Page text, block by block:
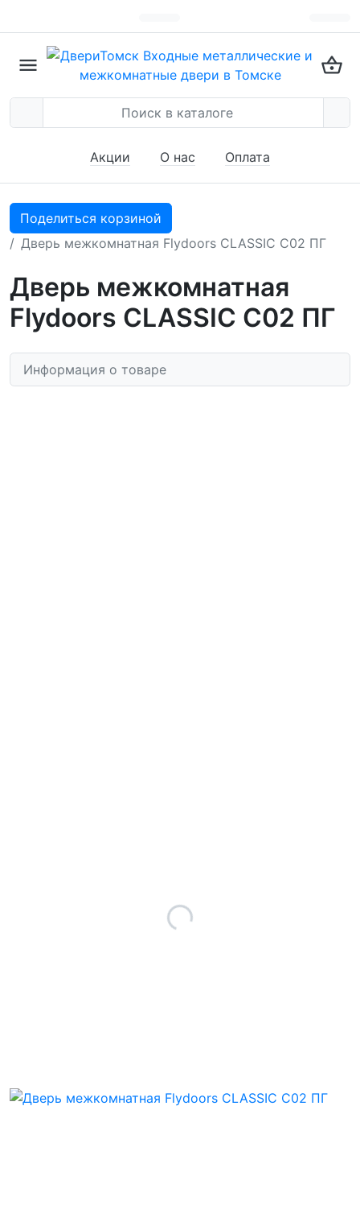
Акции О нас Оплата
Поделиться корзиной
Дверь межкомнатная Flydoors CLASSIC C02 ПГ
Дверь межкомнатная
Flydoors CLASSIC C02 ПГ
Информация о товаре